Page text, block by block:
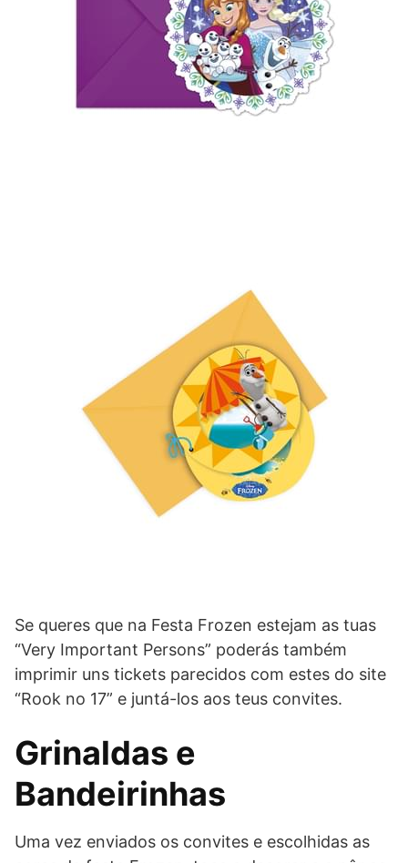
Se queres que na Festa Frozen estejam as tuas
“Very Important Persons” poderás também
imprimir uns tickets parecidos com estes do site
“Rook no 17” e juntá-los aos teus convites.
Grinaldas e
Bandeirinhas
Uma vez enviados os convites e escolhidas as